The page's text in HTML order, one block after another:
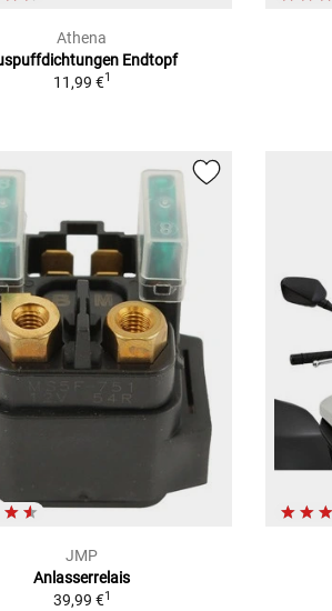
Athena
Endtopf
11,99 €1
JMP
Anlasserrelais
39,99 €1